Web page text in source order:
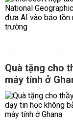
Quà tặng cho
máy tính ở